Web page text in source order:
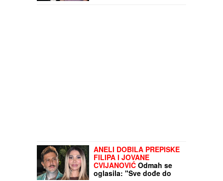
ANELI DOBILA PREPISKE
FILIPA I JOVANE
CVIJANOVIĆ Odmah se
oglasila: "Sve dođe do